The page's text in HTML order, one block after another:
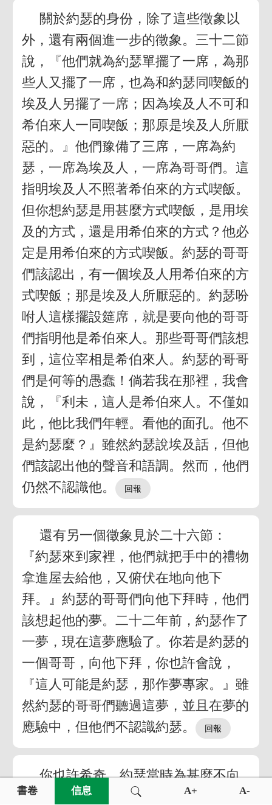
關於約瑟的身份，除了這些徵象以
外，還有兩個進一步的徵象。三十二節
說，『他們就為約瑟單擺了一席，為那
些人又擺了一席，也為和約瑟同喫飯的
埃及人另擺了一席；因為埃及人不可和
希伯來人一同喫飯；那原是埃及人所厭
惡的。』他們豫備了三席，一席為約
瑟，一席為埃及人，一席為哥哥們。這
指明埃及人不照著希伯來的方式喫飯。
但你想約瑟是用甚麼方式喫飯，是用埃
及的方式，還是用希伯來的方式？他必
定是用希伯來的方式喫飯。約瑟的哥哥
們該認出，有一個埃及人用希伯來的方
式喫飯；那是埃及人所厭惡的。約瑟吩
咐人這樣擺設筵席，就是要向他的哥哥
們指明他是希伯來人。那些哥哥們該想
到，這位宰相是希伯來人。約瑟的哥哥
們是何等的愚蠢！倘若我在那裡，我會
說，『利未，這人是希伯來人。不僅如
此，他比我們年輕。看他的面孔。他不
是約瑟麼？』雖然約瑟說埃及話，但他
們該認出他的聲音和語調。然而，他們
仍然不認識他。
還有另一個徵象見於二十六節：
『約瑟來到家裡，他們就把手中的禮物
拿進屋去給他，又俯伏在地向他下
拜。』約瑟的哥哥們向他下拜時，他們
該想起他的夢。二十二年前，約瑟作了
一夢，現在這夢應驗了。你若是約瑟的
一個哥哥，向他下拜，你也許會說，
『這人可能是約瑟，那作夢專家。』雖
然約瑟的哥哥們聽過這夢，並且在夢的
應驗中，但他們不認識約瑟。
你也許希奇，約瑟當時為甚麼不向
他的弟兄們顯示他自己。倘若約瑟這樣
書卷 信息 A+ A-